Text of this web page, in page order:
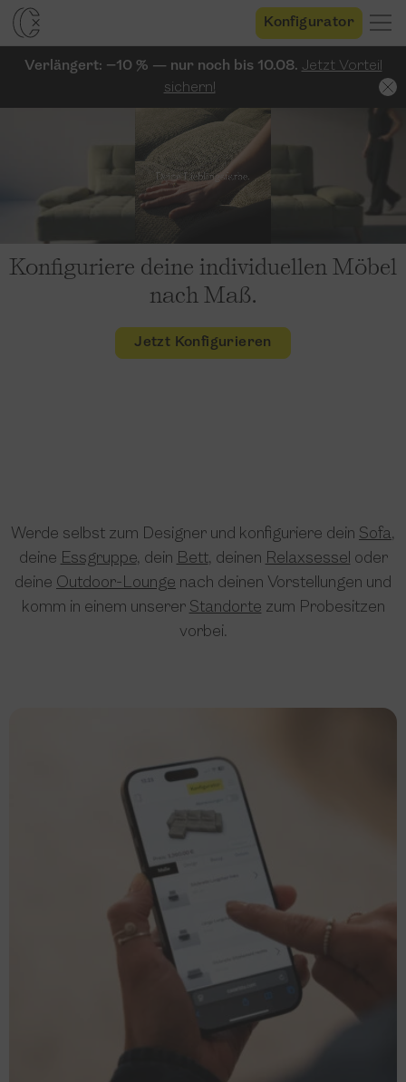
Konfigurator
Verlängert: −10 % — nur noch bis 10.08. Jetzt Vorteil
sichern!
Konfiguriere deine individuellen Möbel
nach Maß.
Werde selbst zum Designer und konfiguriere dein Sofa,
deine Essgruppe, dein Bett, deinen Relaxsessel oder
deine Outdoor-Lounge nach deinen Vorstellungen und
komm in einem unserer Standorte zum Probesitzen
vorbei.
Jetzt Konfigurieren